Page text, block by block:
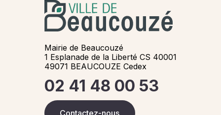
Mairie de Beaucouzé
1 Esplanade de la Liberté CS 40001
49071 BEAUCOUZE Cedex
02 41 48 00 53